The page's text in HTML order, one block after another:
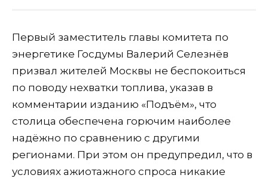
Первый заместитель главы комитета по
энергетике Госдумы Валерий Селезнёв
призвал жителей Москвы не беспокоиться
по поводу нехватки топлива, указав в
комментарии изданию «Подъём», что
столица обеспечена горючим наиболее
надёжно по сравнению с другими
регионами. При этом он предупредил, что в
условиях ажиотажного спроса никакие